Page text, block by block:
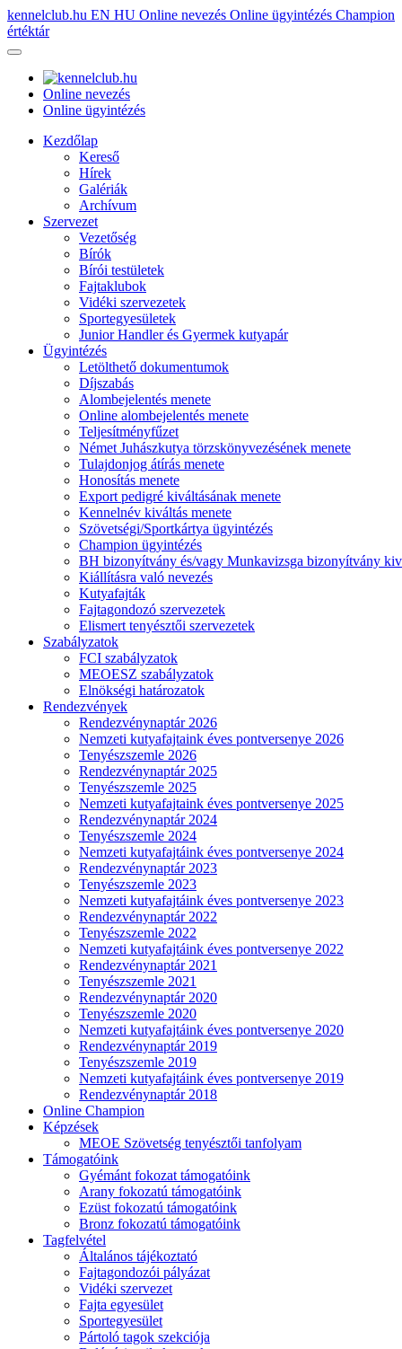
kennelclub.hu EN HU Online nevezés Online ügyintézés Champion
értéktár
Online nevezés
Online ügyintézés
Kezdőlap
Kereső
Hírek
Galériák
Archívum
Szervezet
Vezetőség
Bírók
Bírói testületek
Fajtaklubok
Vidéki szervezetek
Sportegyesületek
Junior Handler és Gyermek kutyapár
Ügyintézés
Letölthető dokumentumok
Díjszabás
Alombejelentés menete
Online alombejelentés menete
Teljesítményfűzet
Német Juhászkutya törzskönyvezésének menete
Tulajdonjog átírás menete
Honosítás menete
Export pedigré kiváltásának menete
Kennelnév kiváltás menete
Szövetségi/Sportkártya ügyintézés
Champion ügyintézés
BH bizonyítvány és/vagy Munkavizsga bizonyítvány
Kiállításra való nevezés
Kutyafajták
Fajtagondozó szervezetek
Elismert tenyésztői szervezetek
Szabályzatok
FCI szabályzatok
MEOESZ szabályzatok
Elnökségi határozatok
Rendezvények
Rendezvénynaptár 2026
Nemzeti kutyafajtaink éves pontversenye 2026
Tenyészszemle 2026
Rendezvénynaptár 2025
Tenyészszemle 2025
Nemzeti kutyafajtaink éves pontversenye 2025
Rendezvénynaptár 2024
Tenyészszemle 2024
Nemzeti kutyafajtáink éves pontversenye 2024
Rendezvénynaptár 2023
Tenyészszemle 2023
Nemzeti kutyafajtáink éves pontversenye 2023
Rendezvénynaptár 2022
Tenyészszemle 2022
Nemzeti kutyafajtáink éves pontversenye 2022
Rendezvénynaptár 2021
Tenyészszemle 2021
Rendezvénynaptár 2020
Tenyészszemle 2020
Nemzeti kutyafajtáink éves pontversenye 2020
Rendezvénynaptár 2019
Tenyészszemle 2019
Nemzeti kutyafajtáink éves pontversenye 2019
Rendezvénynaptár 2018
Online Champion
Képzések
MEOE Szövetség tenyésztői tanfolyam
Támogatóink
Gyémánt fokozat támogatóink
Arany fokozatú támogatóink
Ezüst fokozatú támogatóink
Bronz fokozatú támogatóink
Tagfelvétel
Általános tájékoztató
Fajtagondozói pályázat
Vidéki szervezet
Fajta egyesület
Sportegyesület
Pártoló tagok szekciója